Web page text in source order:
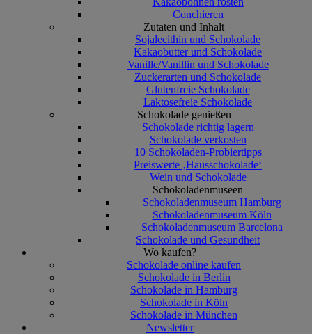
Conchieren
Zutaten und Inhalt
Sojalecithin und Schokolade
Kakaobutter und Schokolade
Vanille/Vanillin und Schokolade
Zuckerarten und Schokolade
Glutenfreie Schokolade
Laktosefreie Schokolade
Schokolade genießen
Schokolade richtig lagern
Schokolade verkosten
10 Schokoladen-Probiertipps
Preiswerte ‚Hausschokolade‘
Wein und Schokolade
Schokoladenmuseen
Schokoladenmuseum Hamburg
Schokoladenmuseum Köln
Schokoladenmuseum Barcelona
Schokolade und Gesundheit
Wo kaufen?
Schokolade online kaufen
Schokolade in Berlin
Schokolade in Hamburg
Schokolade in Köln
Schokolade in München
Newsletter